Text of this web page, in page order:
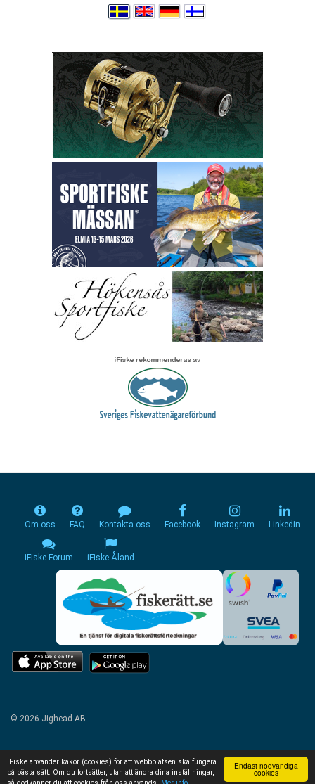
Endast nödvändiga
cookies
iFiske använder kakor (cookies) för att webbplatsen ska fungera
på bästa sätt. Om du fortsätter, utan att ändra dina inställningar,
Om oss FAQ Kontakta oss Facebook Instagram Linkedin
iFiske Forum iFiske Åland
© 2026 Jighead AB